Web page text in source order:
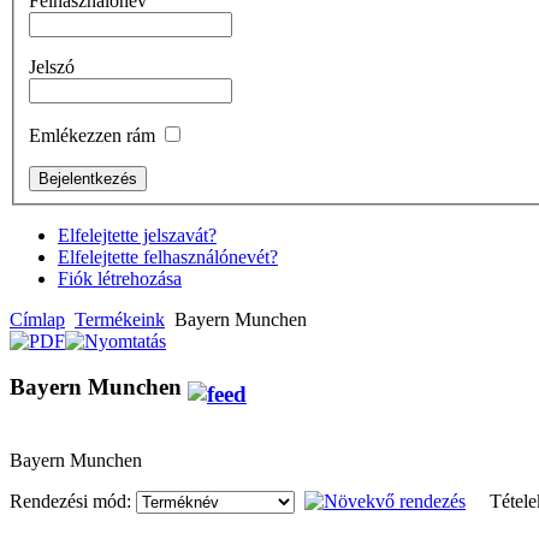
Jelszó
Emlékezzen rám
Elfelejtette jelszavát?
Elfelejtette felhasználónevét?
Fiók létrehozása
Címlap Termékeink Bayern Munchen
Bayern Munchen
Bayern Munchen
Rendezési mód: